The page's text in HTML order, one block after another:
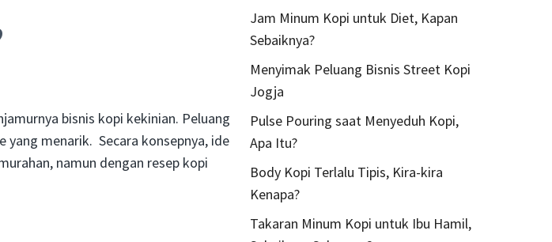
bisnis kopi kekinian. Peluang
yang menarik. Secara konsepnya, ide
namun dengan resep kopi
Jam Minum Kopi untuk Diet, Kapan
Sebaiknya?
Menyimak Peluang Bisnis Street Kopi
Jogja
Pulse Pouring saat Menyeduh Kopi,
Apa Itu?
Body Kopi Terlalu Tipis, Kira-kira
Kenapa?
Takaran Minum Kopi untuk Ibu Hamil,